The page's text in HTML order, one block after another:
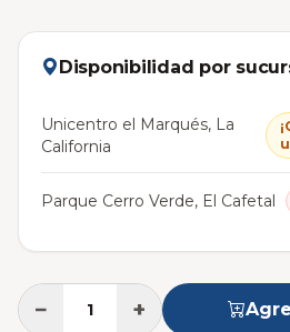
Disponibilidad por
Unicentro el Marqués, La
California
Parque Cerro Verde, El Cafetal
− +